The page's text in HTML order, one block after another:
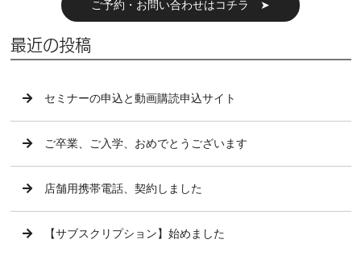
ご予約・お問い合わせはコチラ ➤
最近の投稿
セミナーの申込と動画購読申込サイト
ご卒業、ご入学、おめでとうございます
店舗用携帯電話、契約しました
【サブスクリプション】始めました